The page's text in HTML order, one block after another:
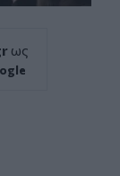
ως